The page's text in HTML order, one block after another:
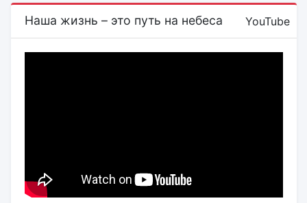
Наша жизнь – это путь на небеса YouTube